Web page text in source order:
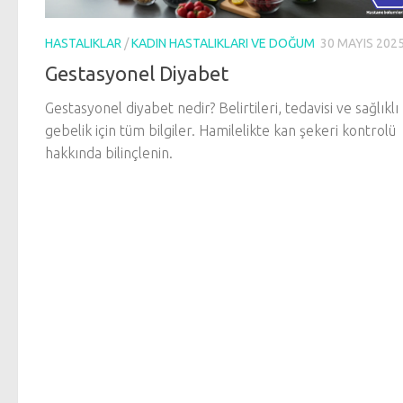
HASTALIKLAR /KADIN HASTALIKLARI VE DOĞUM 30 MAYIS
Gestasyonel Diyabet
Gestasyonel diyabet nedir? Belirtileri, tedavisi ve sağlıklı
gebelik için tüm bilgiler. Hamilelikte kan şekeri kontrolü
hakkında bilinçlenin.